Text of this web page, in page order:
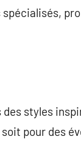
styles
pour des